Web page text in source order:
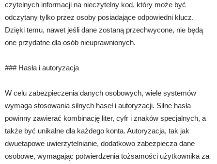
czytelnych informacji na nieczytelny kod, który może być
odczytany tylko przez osoby posiadające odpowiedni klucz.
Dzięki temu, nawet jeśli dane zostaną przechwycone, nie będą
one przydatne dla osób nieuprawnionych.
### Hasła i autoryzacja
W celu zabezpieczenia danych osobowych, wiele systemów
wymaga stosowania silnych haseł i autoryzacji. Silne hasła
powinny zawierać kombinację liter, cyfr i znaków specjalnych, a
także być unikalne dla każdego konta. Autoryzacja, tak jak
dwuetapowe uwierzytelnianie, dodatkowo zabezpiecza dane
osobowe, wymagając potwierdzenia tożsamości użytkownika za